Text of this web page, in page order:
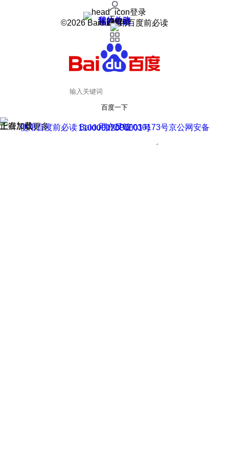
登录
我的关注
我的收藏
皮肤中心
用户反馈
设置
©2026 Baidu 使用百度前必读
百度一下
正在加载
上滑加载更多 用户反馈
使用百度前必读 Baidu 京ICP证030173号
京公网安备11000002000001号